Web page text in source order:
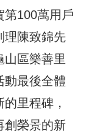
第100萬用戶
理陳致錦先
山區樂善里
動最後全體
里程碑，
創榮景的新